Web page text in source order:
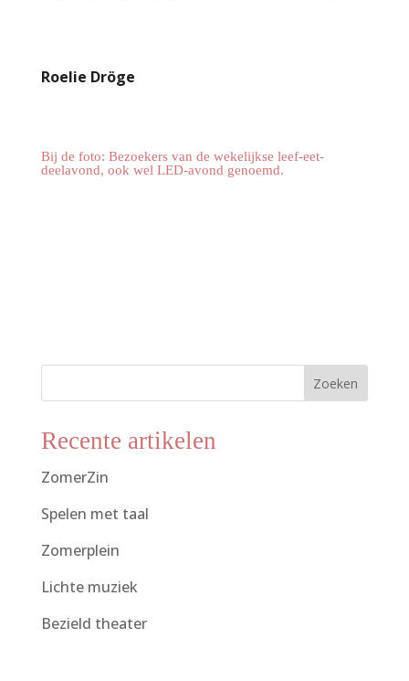
Roelie Dröge
Bij de foto: Bezoekers van de wekelijkse leef-eet-
deelavond, ook wel LED-avond genoemd.
Zoeken
Recente artikelen
ZomerZin
Spelen met taal
Zomerplein
Lichte muziek
Bezield theater